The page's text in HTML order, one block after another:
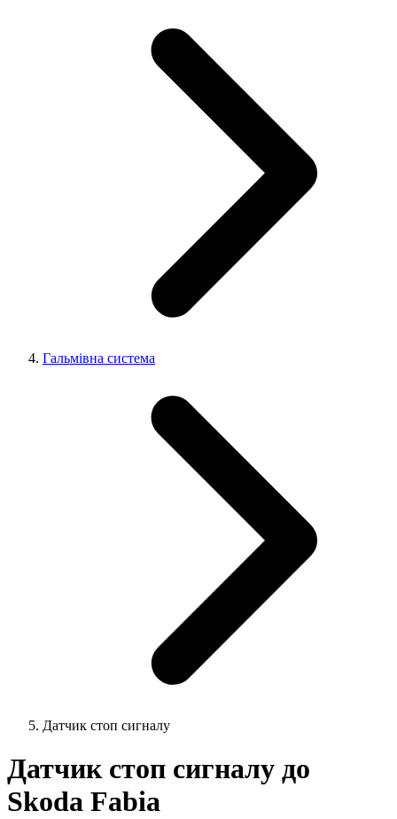
Гальмівна система
Датчик стоп сигналу
Датчик стоп сигналу до
Skoda Fabia